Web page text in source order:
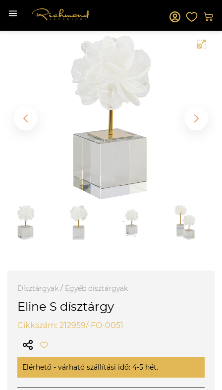
Dísztárgyak / Egyéb dísztárgyak
Eline S dísztárgy
Cikkszám: 212959/-FO-0051
Elérhető - várható szállítási idő: 4-5 hét.